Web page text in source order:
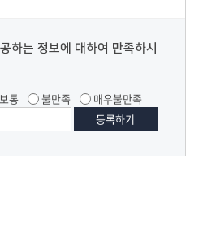
하는 정보에 대하여 만족하시
보통 불만족 매우불만족